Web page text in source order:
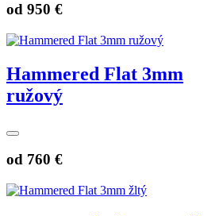
od 950 €
Hammered Flat 3mm
ružový
od 760 €